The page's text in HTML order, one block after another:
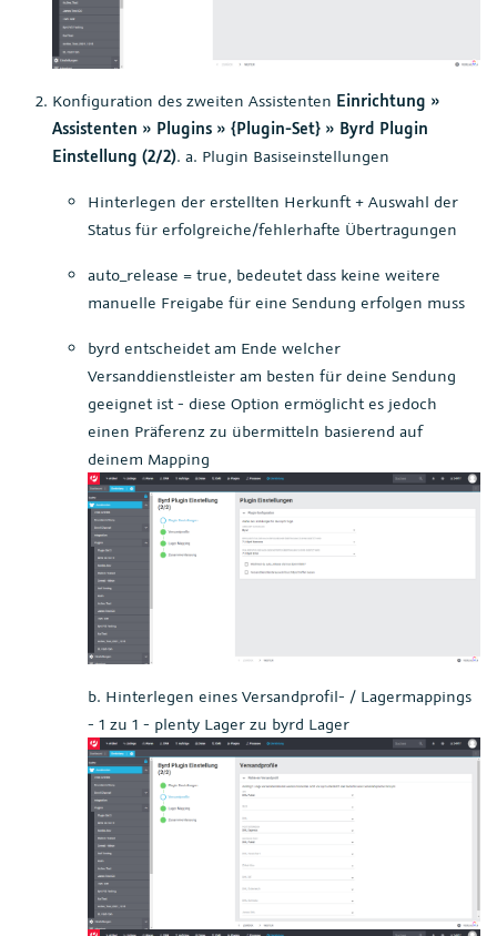
Konfiguration des zweiten Assistenten Einrichtung »
Assistenten » Plugins » {Plugin-Set} » Byrd Plugin
Einstellung (2/2). a. Plugin Basiseinstellungen
Hinterlegen der erstellten Herkunft + Auswahl der
Status für erfolgreiche/fehlerhafte Übertragungen
auto_release = true, bedeutet dass keine weitere
manuelle Freigabe für eine Sendung erfolgen muss
byrd entscheidet am Ende welcher
Versanddienstleister am besten für deine Sendung
geeignet ist - diese Option ermöglicht es jedoch
einen Präferenz zu übermitteln basierend auf
deinem Mapping
b. Hinterlegen eines Versandprofil- / Lagermappings
- 1 zu 1 - plenty Lager zu byrd Lager